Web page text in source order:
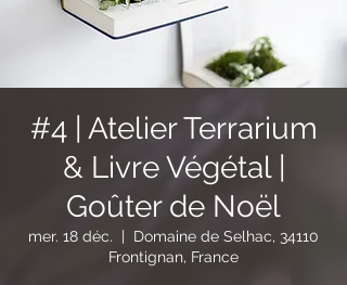
#4 | Atelier Terrarium
& Livre Végétal |
Goûter de Noël
mer. 18 déc.
  |
Domaine de Selhac, 34110
Frontignan, France